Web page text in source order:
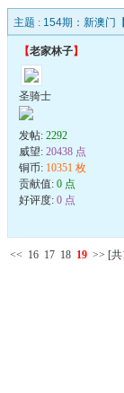
主题 : 154期：新澳门
【老家林子】
圣骑士
发帖: 2292
威望: 20438 点
铜币: 10351 枚
贡献值: 0 点
好评度: 0 点
<< 16 17 18 19 >> [共